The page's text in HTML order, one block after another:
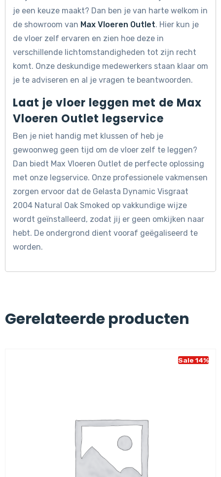
je een keuze maakt? Dan ben je van harte welkom in
de showroom van Max Vloeren Outlet. Hier kun je
de vloer zelf ervaren en zien hoe deze in
verschillende lichtomstandigheden tot zijn recht
komt. Onze deskundige medewerkers staan klaar om
je te adviseren en al je vragen te beantwoorden.
Laat je vloer leggen met de Max
Vloeren Outlet legservice
Ben je niet handig met klussen of heb je
gewoonweg geen tijd om de vloer zelf te leggen?
Dan biedt Max Vloeren Outlet de perfecte oplossing
met onze legservice. Onze professionele vakmensen
zorgen ervoor dat de Gelasta Dynamic Visgraat
2004 Natural Oak Smoked op vakkundige wijze
wordt geïnstalleerd, zodat jij er geen omkijken naar
hebt. De ondergrond dient vooraf geëgaliseerd te
worden.
Gerelateerde producten
Sale 14%